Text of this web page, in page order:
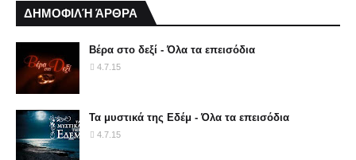
ΔΗΜΟΦΙΛΉ ΆΡΘΡΑ
Βέρα στο δεξί - Όλα τα επεισόδια
4.7.15
Τα μυστικά της Εδέμ - Όλα τα επεισόδια
4.7.15